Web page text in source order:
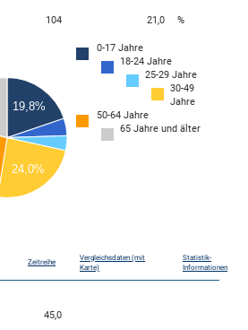
104 21,0 %
0-17 Jahre
18-24 Jahre
25-29 Jahre
30-49
Jahre
50-64 Jahre
65 Jahre und älter
19,8%
24,0%
Zeitreihe
Vergleichsdaten (mit
Karte)
Statistik-
Informationen
45,0